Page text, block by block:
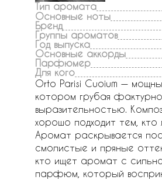
Тип аромата
Основные ноты
Бренд
Группы ароматов
Год выпуска
Основные аккорды
Парфюмер
Для кого
Orto Parisi Cuoium —
котором грубая
выразительностью.
хорошо подходит тем,
Аромат раскрывается
смолистые и пряные
кто ищет аромат с
парфюм, который